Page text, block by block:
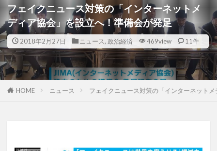
フェイクニュース対策の「インターネットメ
ディア協会」を設立へ！準備会が発足
2018年2月27日 ニュース, 政治経済 469view 11件
HOME ニュース フェイクニュース対策の「インターネット